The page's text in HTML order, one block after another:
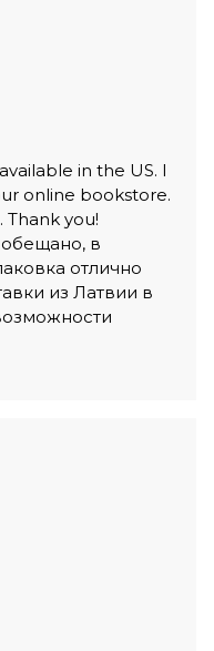
in the US. I
online bookstore.
Thank you!
в
отлично
из Латвии в